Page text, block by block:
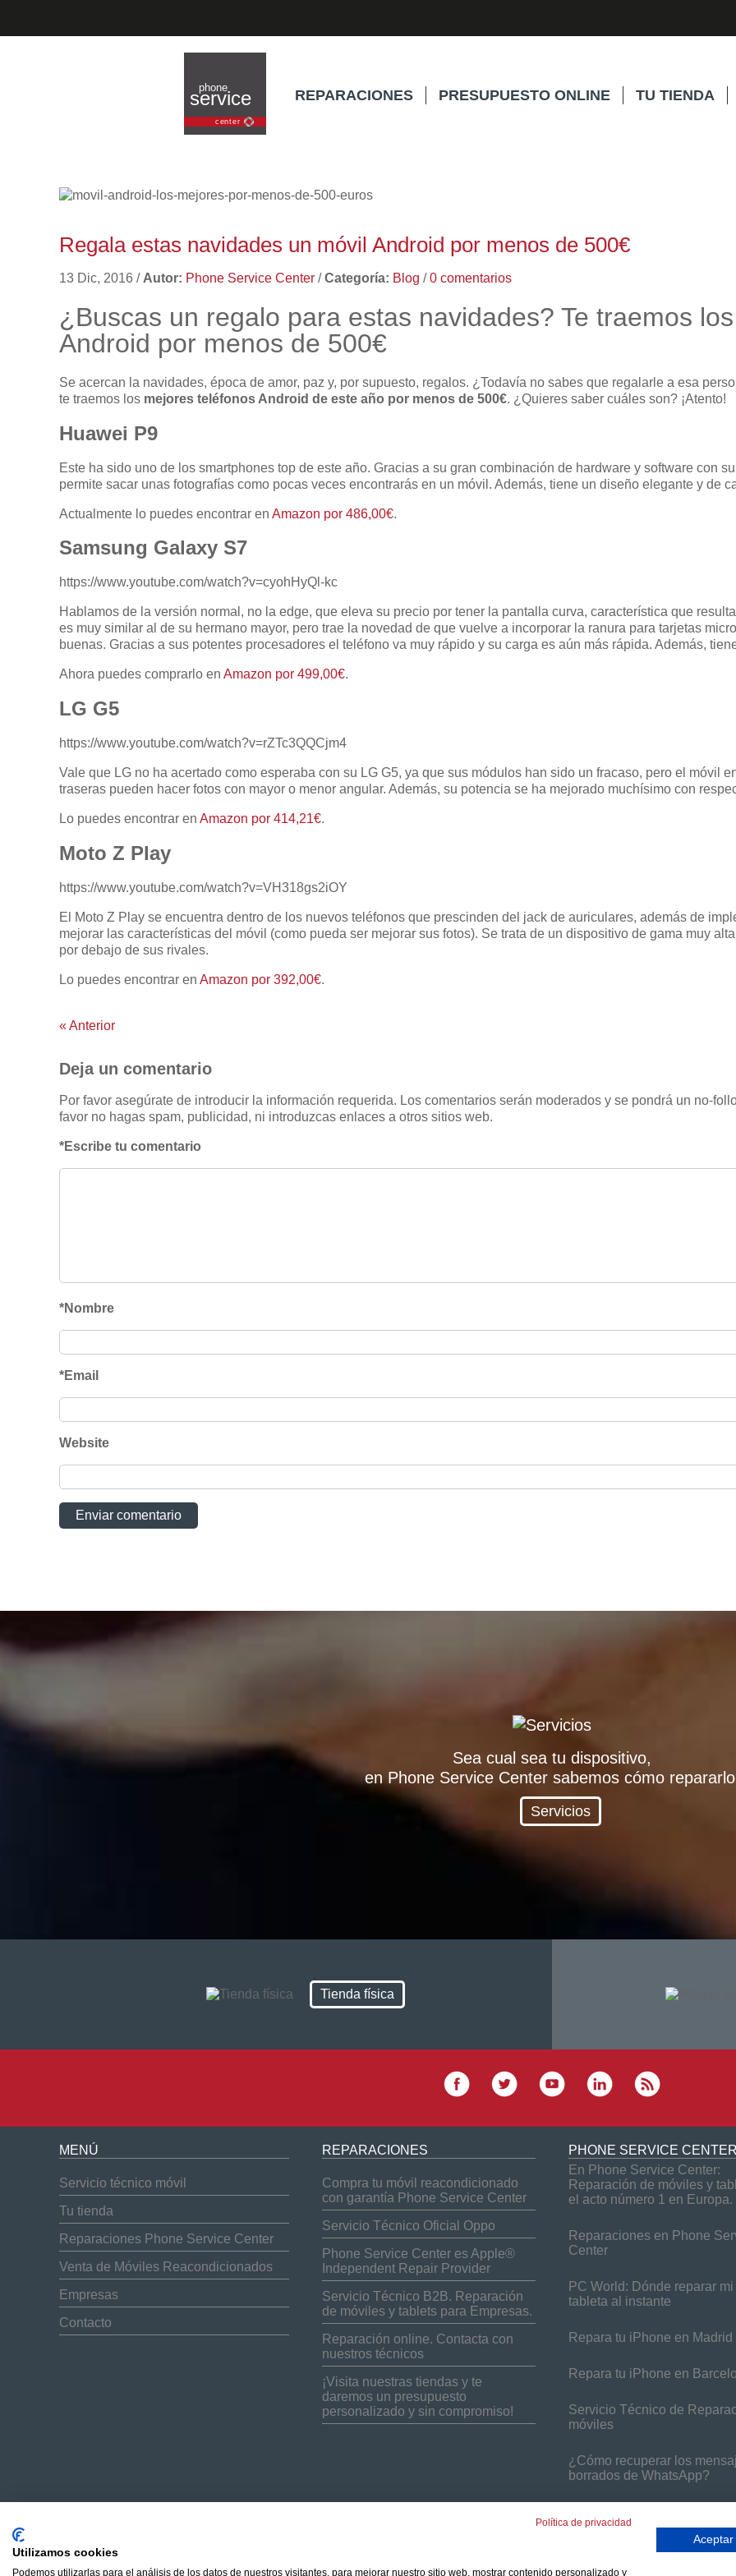
REPARACIONES PRESUPUESTO ONLINE TU TIENDA
Regala estas navidades un móvil Android por menos de 500€
13 Dic, 2016 / Autor: Phone Service Center /Categoría: Blog /0 comentarios
¿Buscas un regalo para estas navidades? Te traemos
Android por menos de 500€
Se acercan la navidades, época de amor, paz y, por supuesto, regalos. ¿Todavía no sabes que regalarle a esa
te traemos los mejores teléfonos Android de este año por menos de 500€. ¿Quieres saber cuáles son? ¡Atento!
Huawei P9
Este ha sido uno de los smartphones top de este año. Gracias a su gran combinación de hardware y software con
permite sacar unas fotografías como pocas veces encontrarás en un móvil. Además, tiene un diseño elegante y de
Actualmente lo puedes encontrar en Amazon por 486,00€.
Samsung Galaxy S7
https://www.youtube.com/watch?v=cyohHyQl-kc
Hablamos de la versión normal, no la edge, que eleva su precio por tener la pantalla curva, característica que
es muy similar al de su hermano mayor, pero trae la novedad de que vuelve a incorporar la ranura para tarjetas
buenas. Gracias a sus potentes procesadores el teléfono va muy rápido y su carga es aún más rápida. Además,
Ahora puedes comprarlo en Amazon por 499,00€.
LG G5
https://www.youtube.com/watch?v=rZTc3QQCjm4
Vale que LG no ha acertado como esperaba con su LG G5, ya que sus módulos han sido un fracaso, pero el móvil
traseras pueden hacer fotos con mayor o menor angular. Además, su potencia se ha mejorado muchísimo con
Lo puedes encontrar en Amazon por 414,21€.
Moto Z Play
https://www.youtube.com/watch?v=VH318gs2iOY
El Moto Z Play se encuentra dentro de los nuevos teléfonos que prescinden del jack de auriculares, además de
mejorar las características del móvil (como pueda ser mejorar sus fotos). Se trata de un dispositivo de gama muy
por debajo de sus rivales.
Lo puedes encontrar en Amazon por 392,00€.
« Anterior
Deja un comentario
Por favor asegúrate de introducir la información requerida. Los comentarios serán moderados y se pondrá un no-
favor no hagas spam, publicidad, ni introduzcas enlaces a otros sitios web.
*Escribe tu comentario
*Nombre
*Email
Website
Sea cual sea tu dispositivo,
en Phone Service Center sabemos cómo
Servicios
Tienda física
MENÚ
Servicio técnico móvil
Tu tienda
Reparaciones Phone Service Center
Venta de Móviles Reacondicionados
Empresas
Contacto
REPARACIONES
Compra tu móvil reacondicionado
con garantía Phone Service Center
Servicio Técnico Oficial Oppo
Phone Service Center es Apple®
Independent Repair Provider
Servicio Técnico B2B. Reparación
de móviles y tablets para Empresas.
Reparación online. Contacta con
nuestros técnicos
¡Visita nuestras tiendas y te
daremos un presupuesto
personalizado y sin compromiso!
PHONE SERVICE
En Phone Service Center:
Reparación de móviles y
el acto número 1 en Europa.
Reparaciones en Phone
Center
PC World: Dónde reparar
tableta al instante
Repara tu iPhone en Madrid
Repara tu iPhone en
Servicio Técnico de
móviles
¿Cómo recuperar los
borrados de WhatsApp?
Política de privacidad
Utilizamos cookies
Podemos utilizarlas para el análisis de los datos de nuestros visitantes, para mejorar nuestro sitio web, mostrar contenido personalizado y
Aceptar